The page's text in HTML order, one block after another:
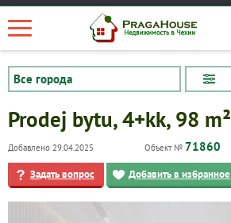
Prodej bytu, 4+kk, 98 m²
Добавлено 29.04.2025 Объект № 71860
Задать вопрос Добавить в избранное